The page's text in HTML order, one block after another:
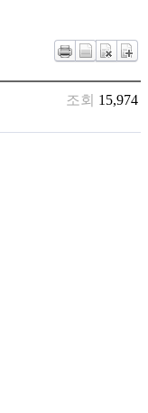
조회 15,974